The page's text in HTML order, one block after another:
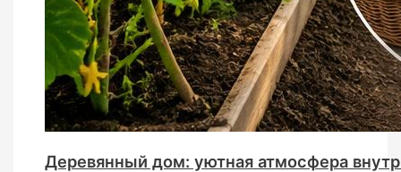
Деревянный дом: уютная атмосфера